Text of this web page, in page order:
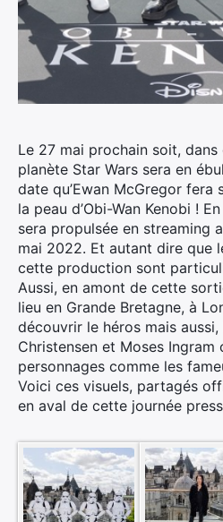
Le 27 mai prochain soit,
planète Star Wars sera en
date qu’Ewan McGregor fera
la peau d’Obi-Wan Kenobi !
sera propulsée en streaming
mai 2022. Et autant dire que
cette production sont
Aussi, en amont de cette
lieu en Grande Bretagne, à
découvrir le héros mais aussi,
Christensen et Moses Ingram
personnages comme les
Voici ces visuels, partagés
en aval de cette journée